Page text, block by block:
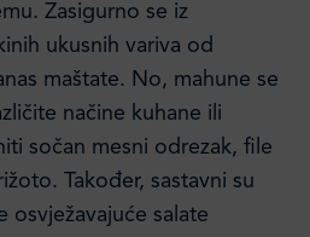
Zasigurno se iz
ukusnih variva od
maštate. No, mahune se
načine kuhane ili
sočan mesni odrezak, file
Također, sastavni su
osvježavajuće salate